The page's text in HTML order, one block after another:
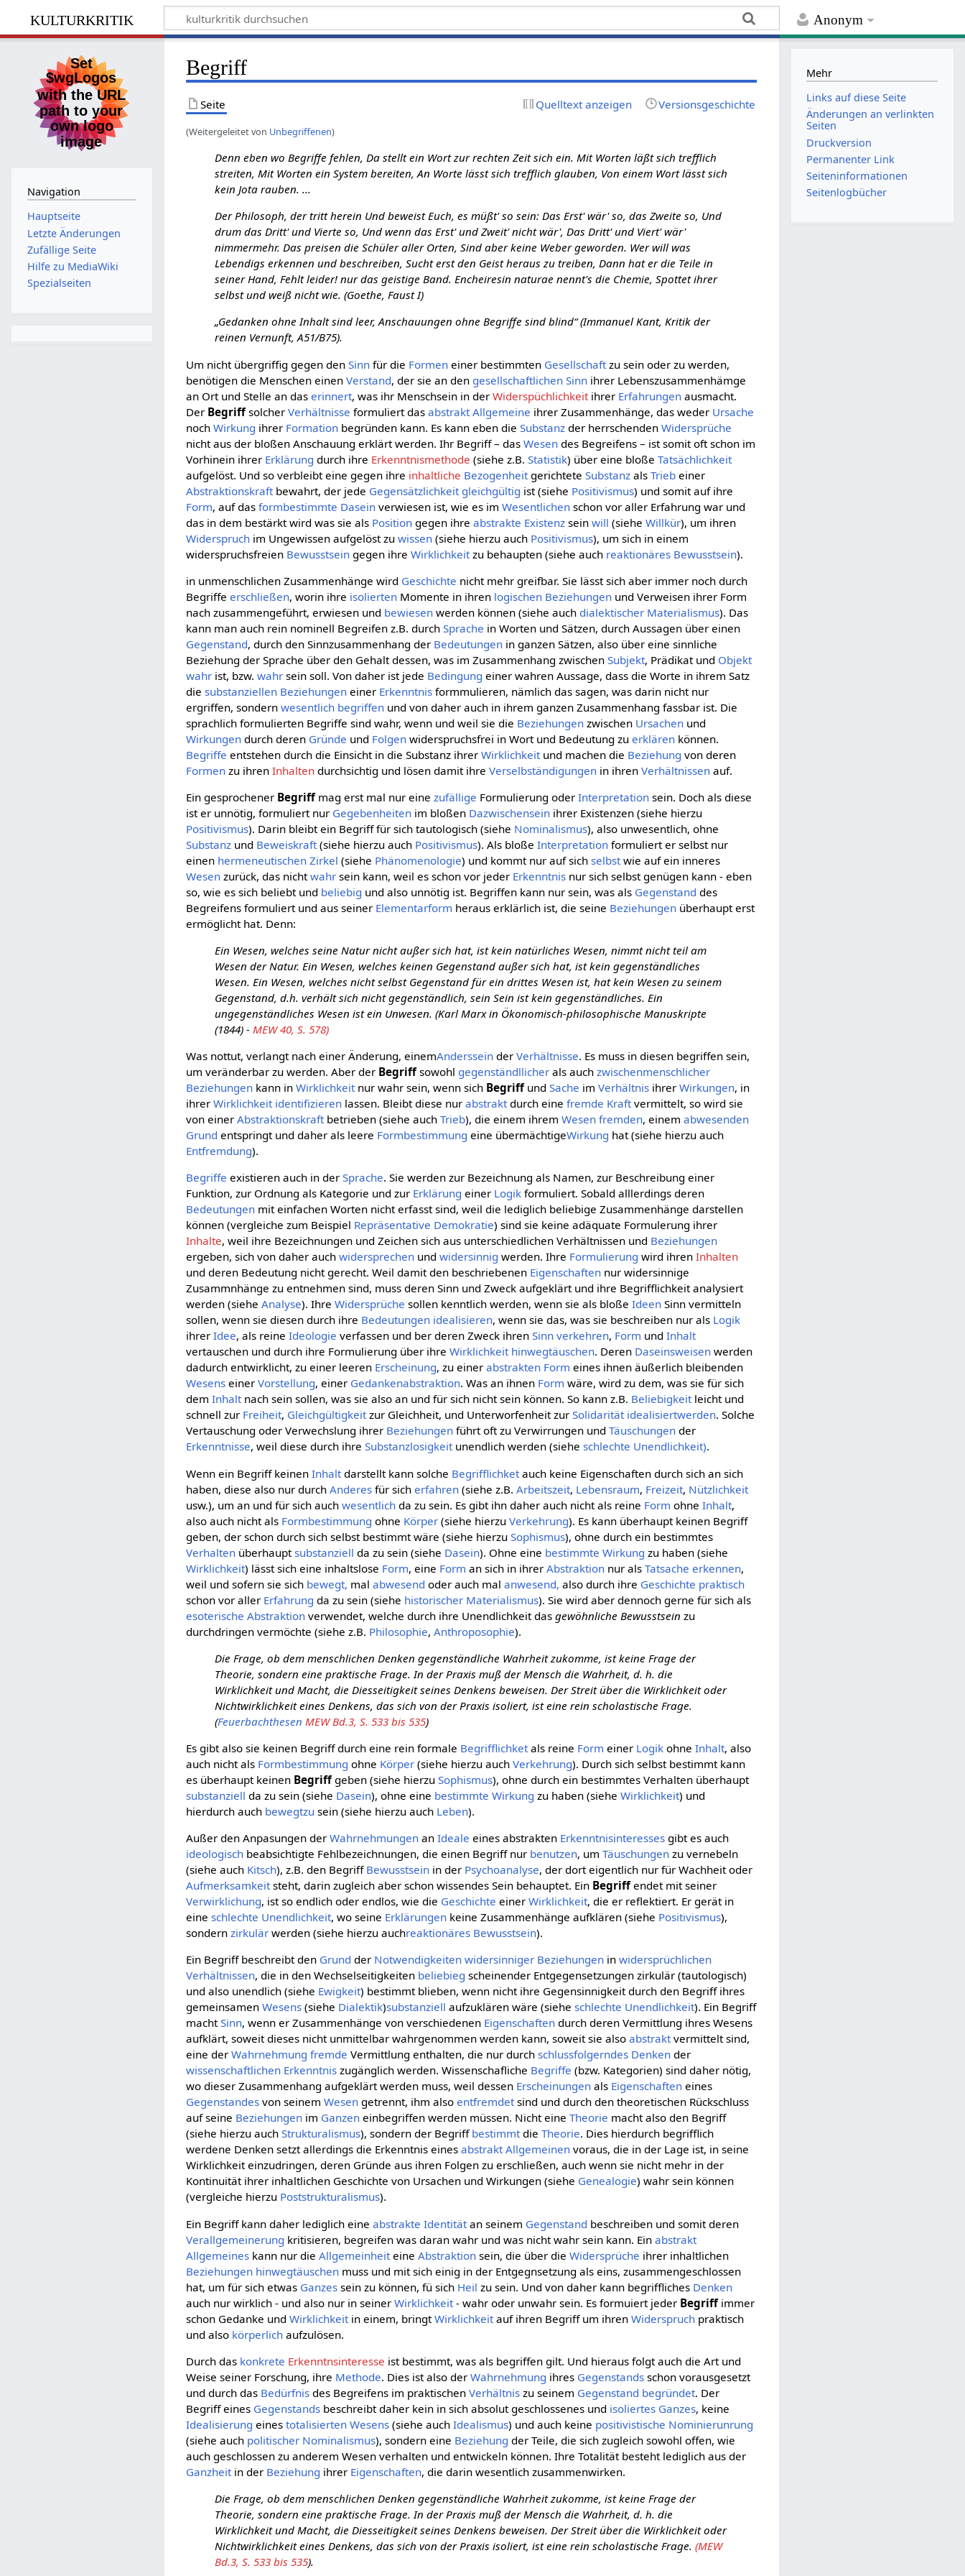
Anonym
kulturkritik
Begriff
Seite Quelltext anzeigen Versionsgeschichte
(Weitergeleitet von Unbegriffenen)
Denn eben wo Begriffe fehlen, Da stellt ein Wort zur rechten Zeit sich ein. Mit Worten läßt sich trefflich
streiten, Mit Worten ein System bereiten, An Worte lässt sich trefflich glauben, Von einem Wort lässt sich
kein Jota rauben. ...
Der Philosoph, der tritt herein Und beweist Euch, es müßt' so sein: Das Erst' wär' so, das Zweite so, Und
drum das Dritt' und Vierte so, Und wenn das Erst' und Zweit' nicht wär', Das Dritt' und Viert' wär'
nimmermehr. Das preisen die Schüler aller Orten, Sind aber keine Weber geworden. Wer will was
Lebendigs erkennen und beschreiben, Sucht erst den Geist heraus zu treiben, Dann hat er die Teile in
seiner Hand, Fehlt leider! nur das geistige Band. Encheiresin naturae nennt's die Chemie, Spottet ihrer
selbst und weiß nicht wie. (Goethe, Faust I)
„Gedanken ohne Inhalt sind leer, Anschauungen ohne Begriffe sind blind“ (Immanuel Kant, Kritik der
reinen Vernunft, A51/B75).
Um nicht übergriffig gegen denSinn für die Formen einer bestimmten Gesellschaft zu sein oder zu werden,
benötigen die Menschen einenVerstand, der sie an den gesellschaftlichen Sinn ihrer Lebenszusammenhämge
an Ort und Stelle an daserinnert, was ihr Menschsein in derWiderspüchlichkeit ihrer Erfahrungen ausmacht.
Der BegriffsolcherVerhältnisse formuliert dasabstrakt Allgemeine ihrer Zusammenhänge, das weder Ursache
nochWirkung ihrer Formation begründen kann. Es kann eben dieSubstanz der herrschendenWidersprüche
nicht aus der bloßen Anschauung erklärt werden. Ihr Begriff – dasWesen des Begreifens – ist somit oft schon im
Vorhinein ihrer Erklärung durch ihre Erkenntnismethode (siehe z.B.Statistik) über eine bloßeTatsächlichkeit
aufgelöst. Und so verbleibt eine gegen ihre inhaltliche Bezogenheit gerichteteSubstanz alsTrieb einer
Abstraktionskraft bewahrt, der jede Gegensätzlichkeit gleichgültig ist (siehe Positivismus) und somit auf ihre
Form, auf dasformbestimmte Dasein verwiesen ist, wie es imWesentlichen schon vor aller Erfahrung war und
das in dem bestärkt wird was sie als Position gegen ihreabstrakte Existenz seinwill (sieheWillkür), um ihren
Widerspruch im Ungewissen aufgelöst zuwissen (siehe hierzu auch Positivismus), um sich in einem
widerspruchsfreien Bewusstsein gegen ihreWirklichkeit zu behaupten (siehe auch reaktionäres Bewusstsein).
in unmenschlichen Zusammenhänge wird Geschichte nicht mehr greifbar. Sie lässt sich aber immer noch durch
Begriffeerschließen, worin ihre isolierten Momente in ihren logischen Beziehungen und Verweisen ihrer Form
nach zusammengeführt, erwiesen und bewiesen werden können (siehe auch dialektischer Materialismus). Das
kann man auch rein nominell Begreifen z.B. durchSprache in Worten und Sätzen, durch Aussagen über einen
Gegenstand, durch den Sinnzusammenhang der Bedeutungen in ganzen Sätzen, also über eine sinnliche
Beziehung der Sprache über den Gehalt dessen, was im Zusammenhang zwischenSubjekt, Prädikat und Objekt
wahr ist, bzw.wahr sein soll. Von daher ist jede Bedingung einer wahren Aussage, dass die Worte in ihrem Satz
diesubstanziellen Beziehungen einer Erkenntnis formmulieren, nämlich das sagen, was darin nicht nur
ergriffen, sondernwesentlich begriffen und von daher auch in ihrem ganzen Zusammenhang fassbar ist. Die
sprachlich formulierten Begriffe sind wahr, wenn und weil sie die Beziehungen zwischen Ursachen und
Wirkungen durch deren Gründe und Folgen widerspruchsfrei in Wort und Bedeutung zuerklären können.
Begriffe entstehen durch die Einsicht in die Substanz ihrerWirklichkeit und machen die Beziehung von deren
Formen zu ihrenInhalten durchsichtig und lösen damit ihreVerselbständigungen in ihrenVerhältnissen auf.
Ein gesprochener Begriffmag erst mal nur einezufällige Formulierung oderInterpretation sein. Doch als diese
ist er unnötig, formuliert nur Gegebenheiten im bloßen Dazwischensein ihrer Existenzen (siehe hierzu
Positivismus). Darin bleibt ein Begriff für sich tautologisch (siehe Nominalismus), also unwesentlich, ohne
Substanz und Beweiskraft (siehe hierzu auch Positivismus). Als bloßeInterpretation formuliert er selbst nur
einen hermeneutischen Zirkel (siehe Phänomenologie) und kommt nur auf sichselbst wie auf ein inneres
Wesen zurück, das nichtwahr sein kann, weil es schon vor jeder Erkenntnis nur sich selbst genügen kann - eben
so, wie es sich beliebt und beliebig und also unnötig ist. Begriffen kann nur sein, was als Gegenstand des
Begreifens formuliert und aus seiner Elementarform heraus erklärlich ist, die seine Beziehungen überhaupt erst
ermöglicht hat. Denn:
Ein Wesen, welches seine Natur nicht außer sich hat, ist kein natürliches Wesen, nimmt nicht teil am
Wesen der Natur. Ein Wesen, welches keinen Gegenstand außer sich hat, ist kein gegenständliches
Wesen. Ein Wesen, welches nicht selbst Gegenstand für ein drittes Wesen ist, hat kein Wesen zu seinem
Gegenstand, d.h. verhält sich nicht gegenständlich, sein Sein ist kein gegenständliches. Ein
ungegenständliches Wesen ist ein Unwesen. (Karl Marx in Ökonomisch-philosophische Manuskripte
(1844) -MEW 40, S. 578)
Was nottut, verlangt nach einer Änderung, einemAnderssein derVerhältnisse. Es muss in diesen begriffen sein,
um veränderbar zu werden. Aber der Begriffsowohl gegenständllicher als auchzwischenmenschlicher
Beziehungen kann inWirklichkeitnur wahr sein, wenn sich BegriffundSache imVerhältnis ihrerWirkungen, in
ihrerWirklichkeit identifizieren lassen. Bleibt diese nurabstraktdurch einefremde Kraftvermittelt, so wird sie
von einerAbstraktionskraftbetrieben (siehe auchTrieb), die einem ihremWesen fremden, einemabwesenden
Grund entspringt und daher als leere Formbestimmung eine übermächtigeWirkung hat (siehe hierzu auch
Entfremdung).
Begriffe existieren auch in derSprache. Sie werden zur Bezeichnung als Namen, zur Beschreibung einer
Funktion, zur Ordnung als Kategorie und zur Erklärung einer Logik formuliert. Sobald alllerdings deren
Bedeutungen mit einfachen Worten nicht erfasst sind, weil die lediglich beliebige Zusammenhänge darstellen
können (vergleiche zum Beispiel Repräsentative Demokratie) sind sie keine adäquate Formulerung ihrer
Inhalte, weil ihre Bezeichnungen und Zeichen sich aus unterschiedlichen Verhältnissen und Beziehungen
ergeben, sich von daher auchwidersprechen undwidersinnig werden. Ihre Formulierung wird ihrenInhalten
und deren Bedeutung nicht gerecht. Weil damit den beschriebenen Eigenschaften nur widersinnige
Zusammnhänge zu entnehmen sind, muss deren Sinn und Zweck aufgeklärt und ihre Begrifflichkeit analysiert
werden (sieheAnalyse). IhreWidersprüche sollen kenntlich werden, wenn sie als bloßeIdeen Sinn vermitteln
sollen, wenn sie diesen durch ihre Bedeutungen idealisieren, wenn sie das, was sie beschreiben nur als Logik
ihrerIdee, als reineIdeologie verfassen und ber deren Zweck ihrenSinn verkehren, Form undInhalt
vertauschen und durch ihre Formulierung über ihreWirklichkeit hinwegtäuschen. Deren Daseinsweisen werden
dadurch entwirklicht, zu einer leeren Erscheinung, zu einerabstrakten Form eines ihnen äußerlich bleibenden
Wesens einerVorstellung, einer Gedankenabstraktion. Was an ihnen Form wäre, wird zu dem, was sie für sich
demInhaltnach sein sollen, was sie also an und für sich nicht sein können. So kann z.B. Beliebigkeitleicht und
schnell zur Freiheit, Gleichgültigkeitzur Gleichheit, und Unterworfenheit zurSolidarität idealisiertwerden. Solche
Vertauschung oder Verwechslung ihrer Beziehungen führt oft zu Verwirrungen undTäuschungen der
Erkenntnisse, weil diese durch ihreSubstanzlosigkeitunendlich werden (sieheschlechte Unendlichkeit).
Wenn ein Begriff keinenInhalt darstellt kann solche Begrifflichket auch keine Eigenschaften durch sich an sich
haben, diese also nur durchAnderes für sicherfahren (siehe z.B.Arbeitszeit, Lebensraum, Freizeit, Nützlichkeit
usw.), um an und für sich auchwesentlich da zu sein. Es gibt ihn daher auch nicht als reine Form ohneInhalt,
also auch nicht als Formbestimmung ohne Körper (siehe hierzuVerkehrung). Es kann überhaupt keinen Begriff
geben, der schon durch sich selbst bestimmt wäre (siehe hierzuSophismus), ohne durch ein bestimmtes
Verhalten überhauptsubstanziell da zu sein (siehe Dasein). Ohne eine bestimmte Wirkung zu haben (siehe
Wirklichkeit) lässt sich eine inhaltslose Form, eine Form an sich in ihrerAbstraktion nur alsTatsache erkennen,
weil und sofern sie sich bewegt, malabwesend oder auch malanwesend, also durch ihre Geschichte praktisch
schon vor aller Erfahrung da zu sein (siehe historischer Materialismus). Sie wird aber dennoch gerne für sich als
esoterische Abstraktion verwendet, welche durch ihre Unendlichkeit dasgewöhnliche Bewusstsein zu
durchdringen vermöchte (siehe z.B. Philosophie,Anthroposophie).
Die Frage, ob dem menschlichen Denken gegenständliche Wahrheit zukomme, ist keine Frage der
Theorie, sondern eine praktische Frage. In der Praxis muß der Mensch die Wahrheit, d. h. die
Wirklichkeit und Macht, die Diesseitigkeit seines Denkens beweisen. Der Streit über die Wirklichkeit oder
Nichtwirklichkeit eines Denkens, das sich von der Praxis isoliert, ist eine rein scholastische Frage.
(Feuerbachthesen MEW Bd.3, S. 533 bis 535)
Es gibt also sie keinen Begriff durch eine rein formale Begrifflichketals reine Form einer Logik ohneInhalt, also
auch nicht als Formbestimmung ohne Körper (siehe hierzu auchVerkehrung). Durch sich selbst bestimmt kann
es überhaupt keinen Begriffgeben (siehe hierzuSophismus), ohne durch ein bestimmtes Verhalten überhaupt
substanziell da zu sein (siehe Dasein), ohne eine bestimmte Wirkung zu haben (sieheWirklichkeit) und
hierdurch auch bewegtzu sein (siehe hierzu auch Leben).
Außer den Anpasungen derWahrnehmungen anIdeale eines abstrakten Erkenntnisinteresses gibt es auch
ideologisch beabsichtigte Fehlbezeichnungen, die einen Begriff nur benutzen, umTäuschungen zu vernebeln
(siehe auch Kitsch), z.B. den Begriff Bewusstsein in der Psychoanalyse, der dort eigentlich nur für Wachheit oder
Aufmerksamkeitsteht, darin zugleich aber schon wissendes Sein behauptet. Ein Begriffendet mit seiner
Verwirklichung, ist so endlich oder endlos, wie die Geschichte einerWirklichkeit, die er reflektiert. Er gerät in
eineschlechte Unendlichkeit, wo seine Erklärungen keine Zusammenhänge aufklären (siehe Positivismus),
sondernzirkulär werden (siehe hierzu auchreaktionäres Bewusstsein).
Ein Begriff beschreibt den Grund der Notwendigkeiten widersinniger Beziehungen inwidersprüchlichen
Verhältnissen, die in den Wechselseitigkeiten beliebieg scheinender Entgegensetzungen zirkulär (tautologisch)
und also unendlich (siehe Ewigkeit) bestimmt blieben, wenn nicht ihre Gegensinnigkeit durch den Begriff ihres
gemeinsamenWesens (siehe Dialektik)substanziell aufzuklären wäre (sieheschlechte Unendlichkeit). Ein Begriff
machtSinn, wenn er Zusammenhänge von verschiedenen Eigenschaften durch deren Vermittlung ihres Wesens
aufklärt, soweit dieses nicht unmittelbar wahrgenommen werden kann, soweit sie alsoabstraktvermittelt sind,
eine derWahrnehmung fremde Vermittlung enthalten, die nur durchschlussfolgerndes Denken der
wissenschaftlichen Erkenntnis zugänglich werden. Wissenschafliche Begriffe (bzw. Kategorien) sind daher nötig,
wo dieser Zusammenhang aufgeklärt werden muss, weil dessen Erscheinungen als Eigenschaften eines
Gegenstandes von seinemWesen getrennt, ihm alsoentfremdetsind und durch den theoretischen Rückschluss
auf seine Beziehungen im Ganzen einbegriffen werden müssen. Nicht eineTheorie macht also den Begriff
(siehe hierzu auchStrukturalismus), sondern der Begriff bestimmtdieTheorie. Dies hierdurch begrifflich
werdene Denken setzt allerdings die Erkenntnis einesabstrakt Allgemeinen voraus, die in der Lage ist, in seine
Wirklichkeit einzudringen, deren Gründe aus ihren Folgen zu erschließen, auch wenn sie nicht mehr in der
Kontinuität ihrer inhaltlichen Geschichte von Ursachen und Wirkungen (siehe Genealogie) wahr sein können
(vergleiche hierzu Poststrukturalismus).
Ein Begriff kann daher lediglich eineabstrakte Identität an seinem Gegenstand beschreiben und somit deren
Verallgemeinerung kritisieren, begreifen was daran wahr und was nicht wahr sein kann. Einabstrakt
Allgemeines kann nur dieAllgemeinheit eineAbstraktion sein, die über dieWidersprüche ihrer inhaltlichen
Beziehungen hinwegtäuschen muss und mit sich einig in der Entgegnsetzung als eins, zusammengeschlossen
hat, um für sich etwas Ganzes sein zu können, fü sich Heil zu sein. Und von daher kann begriffliches Denken
auch nur wirklich - und also nur in seinerWirklichkeit - wahr oder unwahr sein. Es formuiert jeder Begriffimmer
schon Gedanke undWirklichkeit in einem, bringtWirklichkeit auf ihren Begriff um ihrenWiderspruch praktisch
und also körperlich aufzulösen.
Durch das konkrete Erkenntnsinteresse ist bestimmt, was als begriffen gilt. Und hieraus folgt auch die Art und
Weise seiner Forschung, ihre Methode. Dies ist also derWahrnehmung ihres Gegenstands schon vorausgesetzt
und durch das Bedürfnis des Begreifens im praktischenVerhältnis zu seinem Gegenstand begründet. Der
Begriff eines Gegenstands beschreibt daher kein in sich absolut geschlossenes und isoliertes Ganzes, keine
Idealisierung einestotalisierten Wesens (siehe auchIdealismus) und auch keine positivistische Nominierunrung
(siehe auch politischer Nominalismus), sondern eine Beziehung der Teile, die sich zugleich sowohl offen, wie
auch geschlossen zu anderem Wesen verhalten und entwickeln können. Ihre Totalität besteht lediglich aus der
Ganzheit in der Beziehung ihrer Eigenschaften, die darin wesentlich zusammenwirken.
Die Frage, ob dem menschlichen Denken gegenständliche Wahrheit zukomme, ist keine Frage der
Theorie, sondern eine praktische Frage. In der Praxis muß der Mensch die Wahrheit, d. h. die
Wirklichkeit und Macht, die Diesseitigkeit seines Denkens beweisen. Der Streit über die Wirklichkeit oder
Nichtwirklichkeit eines Denkens, das sich von der Praxis isoliert, ist eine rein scholastische Frage.(MEW
Bd.3, S. 533 bis 535).
Navigation
Hauptseite
Letzte Änderungen
Zufällige Seite
Hilfe zu MediaWiki
Spezialseiten
Mehr
Links auf diese Seite
Änderungen an verlinkten
Seiten
Druckversion
Permanenter Link
Seiten­­informationen
Seitenlogbücher